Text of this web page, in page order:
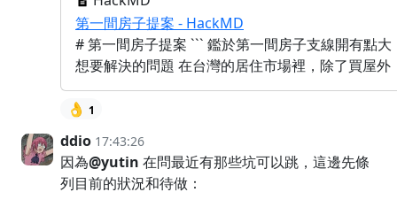
第一間房子提案 - HackMD
# 第一間房子提案 ``` 鑑於第一間房子支線開有點
想要解決的問題 在台灣的居住市場裡，除了買屋
👌 1
ddio 17:43:26
因為@yutin 在問最近有那些坑可以跳，這邊先條
列目前的狀況和待做：